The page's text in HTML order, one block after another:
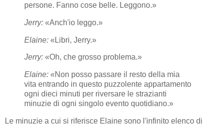
persone. Fanno cose belle. Leggono.»
Jerry: «Anch'io leggo.»
Elaine: «Libri, Jerry.»
Jerry: «Oh, che grosso problema.»
Elaine: «Non posso passare il resto della mia
vita entrando in questo puzzolente appartamento
ogni dieci minuti per riversare le strazianti
minuzie di ogni singolo evento quotidiano.»
Le minuzie a cui si riferisce Elaine sono l'infinito elenco di